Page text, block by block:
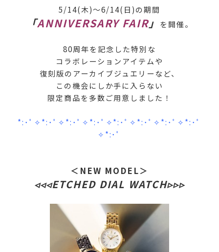
5/14(木)～6/14(日)の期間
「ANNIVERSARY FAIR」 を開催。
80周年を記念した特別な
コラボレーションアイテムや
復刻版のアーカイブジュエリーなど、
この機会にしか手に入らない
限定商品を多数ご用意しました！
*:･ﾟ✧*:･ﾟ✧*:･ﾟ✧*:･ﾟ✧*:･ﾟ✧*:･ﾟ✧*:･ﾟ✧*:･ﾟ
✧*:･ﾟ
＜NEW MODEL＞
◃◃◃ETCHED DIAL WATCH▹▹▹